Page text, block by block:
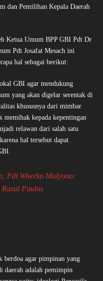
dan Pemilihan Kepala Daerah
Ketua Umum BPP GBI Pdt Dr
Pdt Josafat Mesach ini
hal sebagai berikut:
GBI agar mendukung
yang akan digelar serentak di
khususnya dari mimbar
memihak kepada kepentingan
relawan dari salah satu
hal tersebut dapat
Pdt Wiweko Mulyono:
Paulus
berdoa agar pimpinan yang
daerah adalah pemimpin